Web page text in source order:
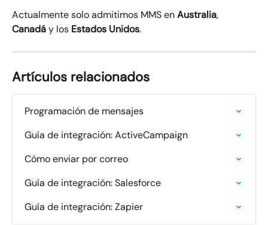
Actualmente solo admitimos MMS en Australia,
Canadá y los Estados Unidos.
Artículos relacionados
Programación de mensajes
Guía de integración: ActiveCampaign
Cómo enviar por correo
Guía de integración: Salesforce
Guía de integración: Zapier